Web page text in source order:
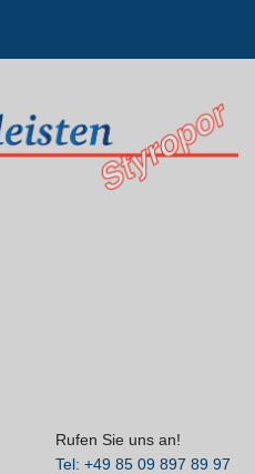
Rufen Sie uns an!
Tel: +49 85 09 897 89 97